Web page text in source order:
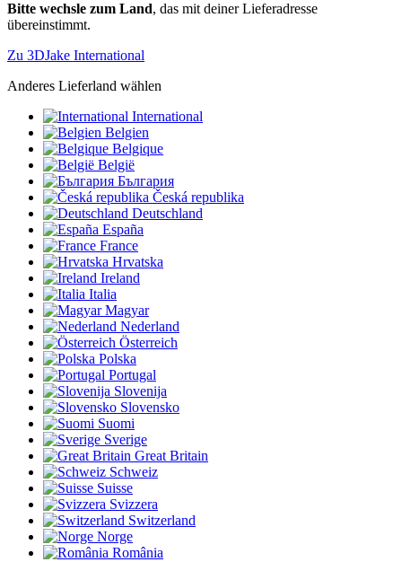
Bitte wechsle zum Land, das mit deiner Lieferadresse
übereinstimmt.
Zu 3DJake International
Anderes Lieferland wählen
International
Belgien
Belgique
België
България
Česká republika
Deutschland
España
France
Hrvatska
Ireland
Italia
Magyar
Nederland
Österreich
Polska
Portugal
Slovenija
Slovensko
Suomi
Sverige
Great Britain
Schweiz
Suisse
Svizzera
Switzerland
Norge
România